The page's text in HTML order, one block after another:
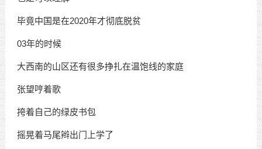
毕竟中国是在2020年才彻底脱贫
03年的时候
大西南的山区还有很多挣扎在温饱线的家庭
张望哼着歌
挎着自己的绿皮书包
摇晃着马尾辫出门上学了